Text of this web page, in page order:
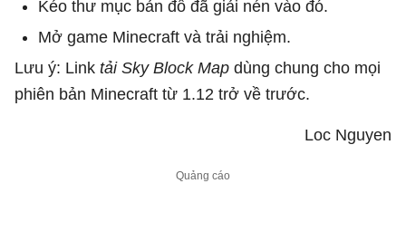
Kéo thư mục bản đồ đã giải nén vào đó.
Mở game Minecraft và trải nghiệm.
Lưu ý: Link tải Sky Block Map dùng chung cho mọi
phiên bản Minecraft từ 1.12 trở về trước.
Loc Nguyen